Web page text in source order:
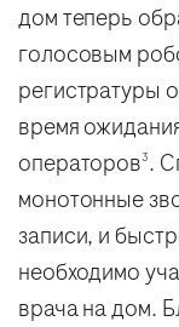
дом теперь
голосовым
регистратуры
время
операторов3.
монотонные
записи, и
необходимо
врача на дом.